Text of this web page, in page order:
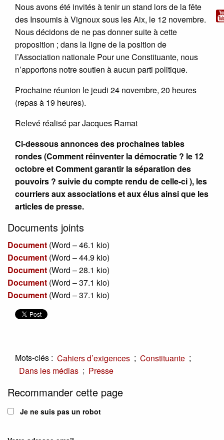
Nous avons été invités à tenir un stand lors de la fête
des Insoumis à Vignoux sous les Aix, le 12 novembre.
Nous décidons de ne pas donner suite à cette
proposition ; dans la ligne de la position de
l’Association nationale Pour une Constituante, nous
n’apportons notre soutien à aucun parti politique.
Prochaine réunion le jeudi 24 novembre, 20 heures
(repas à 19 heures).
Relevé réalisé par Jacques Ramat
Ci-dessous annonces des prochaines tables
rondes (Comment réinventer la démocratie ? le 12
octobre et Comment garantir la séparation des
pouvoirs ? suivie du compte rendu de celle-ci ), les
courriers aux associations et aux élus ainsi que les
articles de presse.
Documents joints
Document (Word – 46.1 kio)
Document (Word – 44.9 kio)
Document (Word – 28.1 kio)
Document (Word – 37.1 kio)
Document (Word – 37.1 kio)
Mots-clés : Cahiers d’exigences ; Constituante ;
Dans les médias ; Presse
Recommander cette page
Je ne suis pas un robot